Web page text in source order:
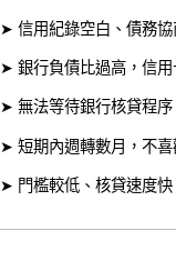
➤ 信用紀錄空白、債務協
➤ 銀行負債比過高，信用
➤ 無法等待銀行核貸程序
➤ 短期內週轉數月，不喜
➤ 門檻較低、核貸速度快